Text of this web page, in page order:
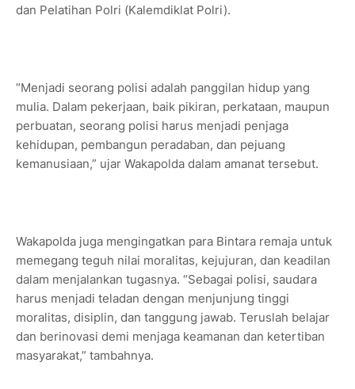
dan Pelatihan Polri (Kalemdiklat Polri).
“Menjadi seorang polisi adalah panggilan hidup yang
mulia. Dalam pekerjaan, baik pikiran, perkataan, maupun
perbuatan, seorang polisi harus menjadi penjaga
kehidupan, pembangun peradaban, dan pejuang
kemanusiaan,” ujar Wakapolda dalam amanat tersebut.
Wakapolda juga mengingatkan para Bintara remaja untuk
memegang teguh nilai moralitas, kejujuran, dan keadilan
dalam menjalankan tugasnya. “Sebagai polisi, saudara
harus menjadi teladan dengan menjunjung tinggi
moralitas, disiplin, dan tanggung jawab. Teruslah belajar
dan berinovasi demi menjaga keamanan dan ketertiban
masyarakat,” tambahnya.